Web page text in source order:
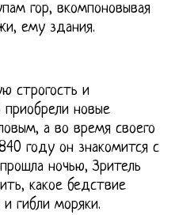
гор, вкомпоновывая
ему здания.
строгость и
приобрели новые
а во время своего
году он знакомится с
ночью, Зритель
какое бедствие
гибли моряки.